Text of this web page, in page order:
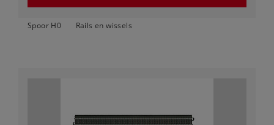
Spoor H0 Rails en wissels